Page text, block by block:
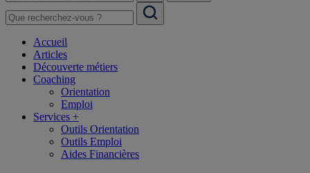
Accueil
Articles
Découverte métiers
Coaching
Orientation
Emploi
Services +
Outils Orientation
Outils Emploi
Aides Financières